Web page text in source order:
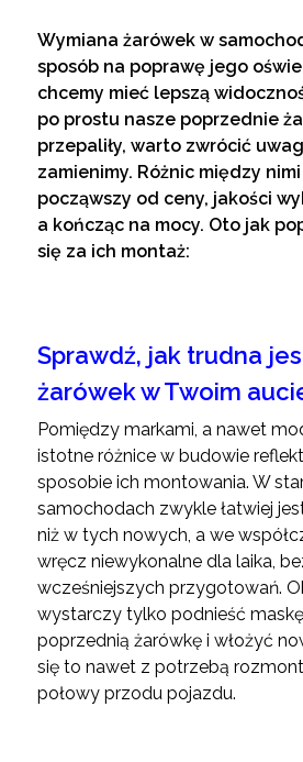
Wymiana żarówek w
sposób na poprawę jego
chcemy mieć lepszą
po prostu nasze poprzednie
przepaliły, warto zwrócić
zamienimy. Różnic między
począwszy od ceny, jakości
a kończąc na mocy. Oto jak
się za ich montaż:
Sprawdź, jak trudna
żarówek w Twoim
Pomiędzy markami, a nawet
istotne różnice w budowie
sposobie ich montowania. W
samochodach zwykle łatwiej
niż w tych nowych, a we
wręcz niewykonalne dla laika,
wcześniejszych przygotowań.
wystarczy tylko podnieść
poprzednią żarówkę i włożyć
się to nawet z potrzebą
połowy przodu pojazdu.